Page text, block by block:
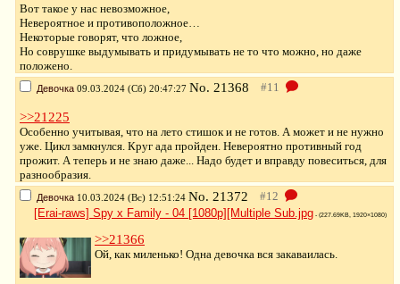
Вот такое у нас невозможное,
Невероятное и противоположное…
Некоторые говорят, что ложное,
Но соврушке выдумывать и придумывать не то что можно, но даже
положено.
Девочка 09.03.2024 (Сб) 20:47:27 No. 21368
>>21225
Особенно учитывая, что на лето стишок и не готов. А может и не нужно
уже. Цикл замкнулся. Круг ада пройден. Невероятно противный год
прожит. А теперь и не знаю даже... Надо будет и вправду повеситься, для
разнообразия.
Девочка 10.03.2024 (Вс) 12:51:24 No. 21372
[Erai-raws] Spy x Family - 04 [1080p][Multiple Sub.jpg - (227.69KB, 1920×1080)
>>21366
Ой, как миленько! Одна девочка вся закаваилась.